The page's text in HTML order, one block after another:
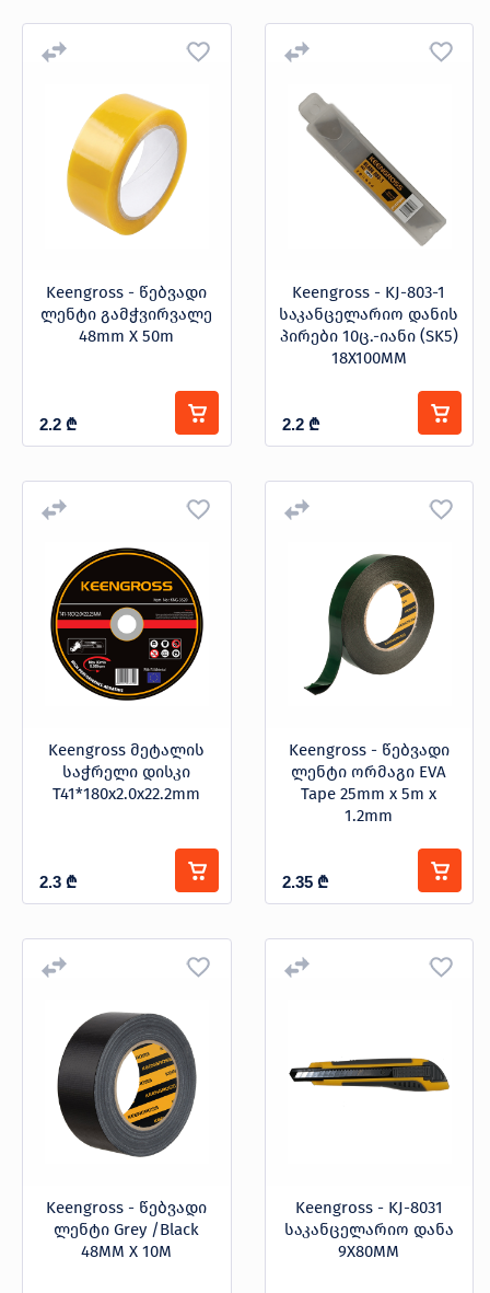
Keengross - წებვადი
ლენტი გამჭვირვალე
48mm X 50m
2.2 ₾
Keengross - KJ-803-1
საკანცელარიო დანის
პირები 10ც.-იანი (SK5)
18X100MM
2.2 ₾
Keengross მეტალის
საჭრელი დისკი
T41*180x2.0x22.2mm
2.3 ₾
Keengross - წებვადი
ლენტი ორმაგი EVA
Tape 25mm x 5m x
1.2mm
2.35 ₾
Keengross - წებვადი
ლენტი Grey /Black
48MM X 10M
Keengross - KJ-8031
საკანცელარიო დანა
9X80MM